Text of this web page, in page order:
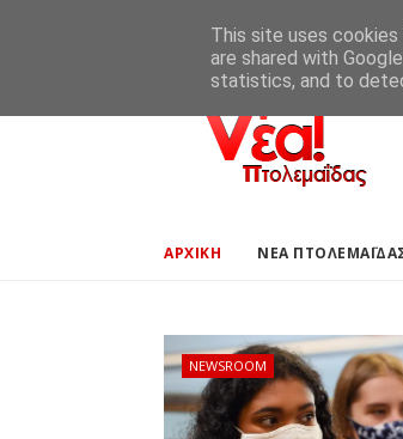
ΑΓΓΕΛΙΕΣ
ΑΡΧΙΚΗ ΝΕΑ
NEWSROOM
This site uses
are shared with
statistics, and to